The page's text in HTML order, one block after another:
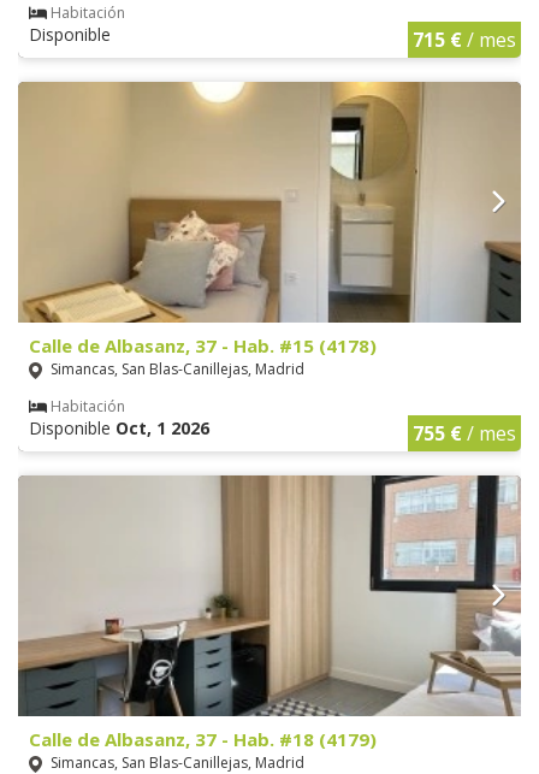
Habitación
Disponible 715 €/ mes
Calle de Albasanz, 37 - Hab. #15 (4178)
Simancas, San Blas-Canillejas, Madrid
Habitación
Disponible Oct, 1 2026 755 €/ mes
Calle de Albasanz, 37 - Hab. #18 (4179)
Simancas, San Blas-Canillejas, Madrid